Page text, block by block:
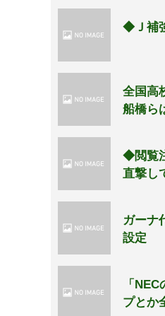
◆Ｊ補
全国高
船橋ら
◆閲覧
直撃し
ガーナ
設定
「
プとか